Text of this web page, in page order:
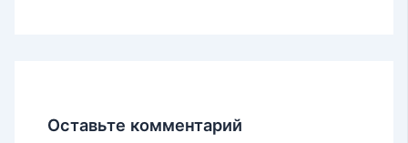
Оставьте комментарий